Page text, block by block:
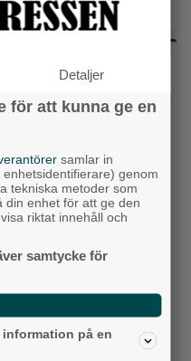
och sociala medier.
Detaljer
för att kunna ge en
samlar in
genom
tekniska metoder som
din enhet för att ge den
riktat innehåll och
samtycke för
på en